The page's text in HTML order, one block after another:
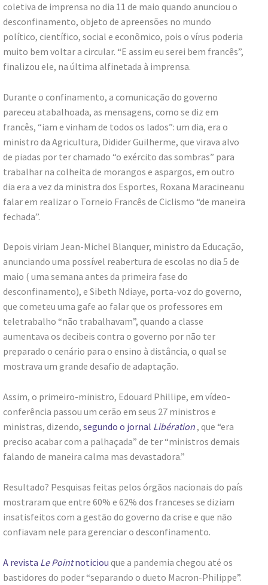
coletiva de imprensa no dia 11 de maio quando anunciou o
desconfinamento, objeto de apreensões no mundo
político, científico, social e econômico, pois o vírus poderia
muito bem voltar a circular. “E assim eu serei bem francês”,
finalizou ele, na última alfinetada à imprensa.
Durante o confinamento, a comunicação do governo
pareceu atabalhoada, as mensagens, como se diz em
francês, “iam e vinham de todos os lados”: um dia, era o
ministro da Agricultura, Didider Guilherme, que virava alvo
de piadas por ter chamado “o exército das sombras” para
trabalhar na colheita de morangos e aspargos, em outro
dia era a vez da ministra dos Esportes, Roxana Maracineanu
falar em realizar o Torneio Francês de Ciclismo “de maneira
fechada”.
Depois viriam Jean-Michel Blanquer, ministro da Educação,
anunciando uma possível reabertura de escolas no dia 5 de
maio ( uma semana antes da primeira fase do
desconfinamento), e Sibeth Ndiaye, porta-voz do governo,
que cometeu uma gafe ao falar que os professores em
teletrabalho “não trabalhavam”, quando a classe
aumentava os decibeis contra o governo por não ter
preparado o cenário para o ensino à distância, o qual se
mostrava um grande desafio de adaptação.
Assim, o primeiro-ministro, Edouard Phillipe, em vídeo-
conferência passou um cerão em seus 27 ministros e
ministras, dizendo, segundo o jornal Libération, que “era
preciso acabar com a palhaçada” de ter “ministros demais
falando de maneira calma mas devastadora.”
Resultado? Pesquisas feitas pelos órgãos nacionais do país
mostraram que entre 60% e 62% dos franceses se diziam
insatisfeitos com a gestão do governo da crise e que não
confiavam nele para gerenciar o desconfinamento.
A revista Le Pointnoticiou que a pandemia chegou até os
bastidores do poder “separando o dueto Macron-Philippe”.